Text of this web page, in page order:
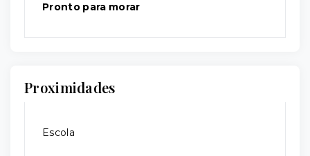
Pronto para morar
Proximidades
Escola